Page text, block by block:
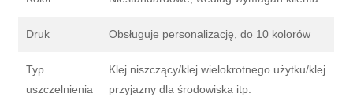
Druk Obsługuje personalizację, do 10 kolorów
Typ
uszczelnienia
Klej niszczący/klej wielokrotnego użytku/klej
przyjazny dla środowiska itp.